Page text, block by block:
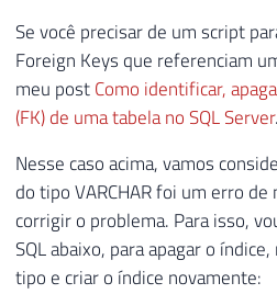
Se você precisar de um script
Foreign Keys que referenciam
meu postComo identificar,
(FK) de uma tabela no SQL Server.
Nesse caso acima, vamos
do tipo VARCHAR foi um erro
corrigir o problema. Para isso,
SQL abaixo, para apagar o
tipo e criar o índice novamente: